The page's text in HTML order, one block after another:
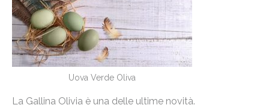
Uova Verde Oliva
La Gallina Olivia è una delle ultime novità.